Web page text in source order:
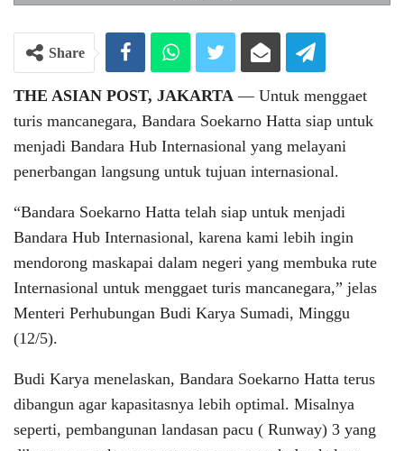
Share
THE ASIAN POST, JAKARTA ― Untuk menggaet
turis mancanegara, Bandara Soekarno Hatta siap untuk
menjadi Bandara Hub Internasional yang melayani
penerbangan langsung untuk tujuan internasional.
“Bandara Soekarno Hatta telah siap untuk menjadi
Bandara Hub Internasional, karena kami lebih ingin
mendorong maskapai dalam negeri yang membuka rute
Internasional untuk menggaet turis mancanegara,” jelas
Menteri Perhubungan Budi Karya Sumadi, Minggu
(12/5).
Budi Karya menelaskan, Bandara Soekarno Hatta terus
dibangun agar kapasitasnya lebih optimal. Misalnya
seperti, pembangunan landasan pacu ( Runway) 3 yang